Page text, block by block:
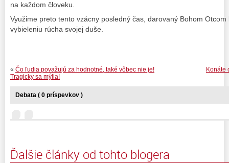
na každom človeku.
Využime preto tento vzácny posledný čas, darovaný Bohom
vybieleniu rúcha svojej duše.
Konáte
« Čo ľudia považujú za hodnotné, také vôbec nie je!
Tragicky sa mýlia!
Debata ( 0 príspevkov )
Ďalšie články od tohto blogera